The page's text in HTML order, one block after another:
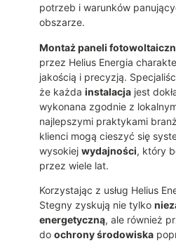
potrzeb i warunków
obszarze.
Montaż paneli
przez Helius Energia
jakością i precyzją.
że każda instalacja jest
wykonana zgodnie z
najlepszymi praktykami
klienci mogą cieszyć się
wysokiej wydajności, który
przez wiele lat.
Korzystając z usług Helius
Stegny zyskują nie tylko
energetyczną, ale również
do ochrony środowiska